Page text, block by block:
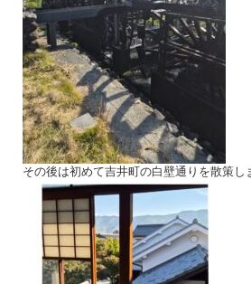
その後は初めて吉井町の白壁通りを散策し